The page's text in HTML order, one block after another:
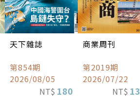
天下雜誌
第854期
2026/08/05
NT$ 180
商業周刊
第2019期
2026/07/22
NT$